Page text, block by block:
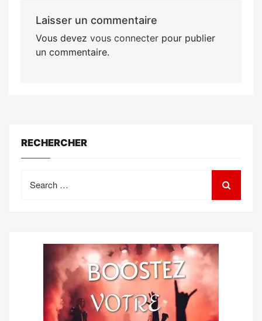
Laisser un commentaire
Vous devez vous connecterpour publier
un commentaire.
RECHERCHER
for: